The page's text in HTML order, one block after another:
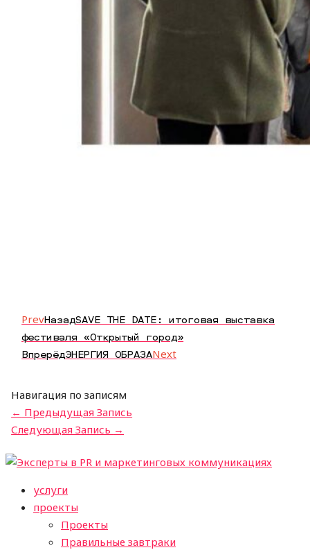
PrevНазадSAVE THE DATE: итоговая выставка
фестиваля «Открытый город»
ВпрерёдЭНЕРГИЯ ОБРАЗАNext
Навигация по записям
← Предыдущая Запись
Следующая Запись →
услуги
проекты
Проекты
Правильные завтраки